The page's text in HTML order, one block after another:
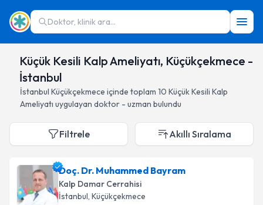
Doktor, klinik ara...
Küçük Kesili Kalp Ameliyatı, Küçükçekmece -
İstanbul
İstanbul Küçükçekmece içinde toplam 10 Küçük Kesili Kalp
Ameliyatı uygulayan doktor - uzman bulundu
Filtrele Akıllı Sıralama
Doç. Dr. Muhammed Bayram
Kalp Damar Cerrahisi
İstanbul, Küçükçekmece